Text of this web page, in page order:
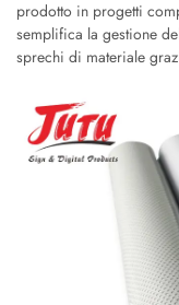
prodotto in progetti
semplifica la gestione
sprechi di materiale